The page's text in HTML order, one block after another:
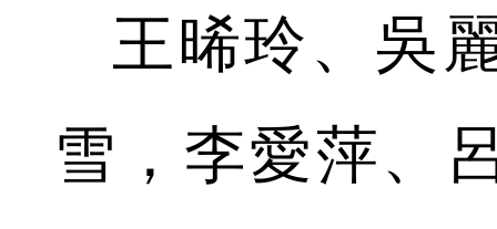
王晞玲、吳
雪，李愛萍、